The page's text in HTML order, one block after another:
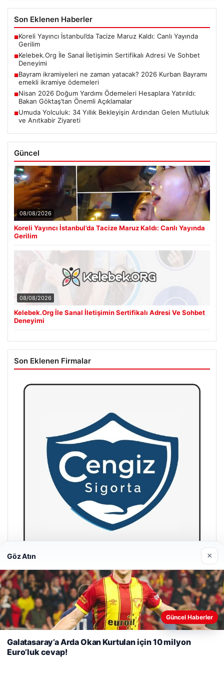
Son Eklenen Haberler
■Koreli Yayıncı İstanbul’da Tacize Maruz Kaldı: Canlı Yayında
Gerilim
■Kelebek.Org İle Sanal İletişimin Sertifikalı Adresi Ve Sohbet
Deneyimi
■Bayram ikramiyeleri ne zaman yatacak? 2026 Kurban Bayramı
emekli ikramiye ödemeleri
■Nisan 2026 Doğum Yardımı Ödemeleri Hesaplara Yatırıldı:
Bakan Göktaş’tan Önemli Açıklamalar
■Umuda Yolculuk: 34 Yıllık Bekleyişin Ardından Gelen Mutluluk
ve Anıtkabir Ziyareti
Güncel
08/08/2026
Koreli Yayıncı İstanbul’da Tacize Maruz Kaldı: Canlı Yayında
Gerilim
08/08/2026
Kelebek.Org İle Sanal İletişimin Sertifikalı Adresi Ve Sohbet
Deneyimi
Son Eklenen Firmalar
Cengiz Sigorta
23/06/2026
Web sitemizi nasıl kullandığınızı daha iyi anlayabilmek,
deneyiminizi kişiselleştirmek ve geliştirmek amacıyla çerezler
kullanıyoruz.
Çerez Politikamız
Reddet Kabul Et
Göz Atın ×
Güncel Haberler
Galatasaray’a Arda Okan Kurtulan için 10 milyon
Euro’luk cevap!